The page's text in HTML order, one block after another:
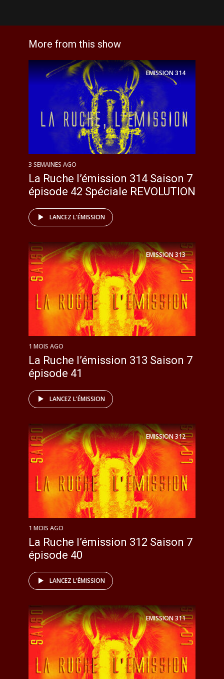
More from this show
EMISSION314
3 SEMAINES AGO
La Ruche l’émission 314 Saison 7
épisode 42 Spéciale REVOLUTION
LANCEZ L'ÉMISSION
EMISSION313
1 MOIS AGO
La Ruche l’émission 313 Saison 7
épisode 41
LANCEZ L'ÉMISSION
EMISSION312
1 MOIS AGO
La Ruche l’émission 312 Saison 7
épisode 40
LANCEZ L'ÉMISSION
EMISSION311